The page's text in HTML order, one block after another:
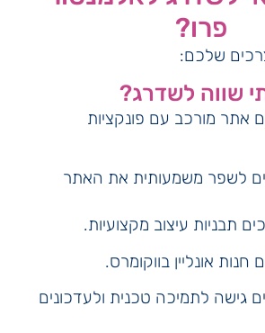
פרו?
שלכם:
שווה לשדרג?
אתר מורכב עם פונקציות
לשפר משמעותית את האתר
תבניות עיצוב מקצועיות.
אונליין בווקומרס.
גישה לתמיכה טכנית ולעדכונים